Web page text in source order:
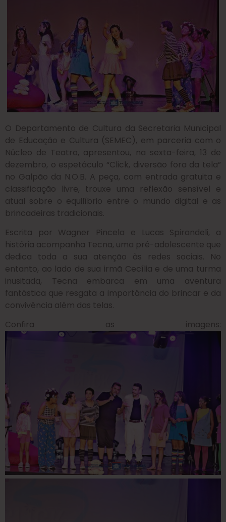
O Departamento de Cultura da Secretaria Municipal
de Educação e Cultura (SEMEC), em parceria com o
Núcleo de Teatro, apresentou, na sexta-feira, 13 de
dezembro, o espetáculo “Click, diversão fora da tela”
no Galpão da N.O.B. A peça, com entrada gratuita e
classificação livre, trouxe uma reflexão sensível e
atual sobre o equilíbrio entre o mundo digital e as
brincadeiras tradicionais.
Escrita por Wagner Pincela e Lucas Spirandeli, a
história acompanha Tecna, uma pré-adolescente que
dedica toda a sua atenção às redes sociais. No
entanto, ao lado de sua irmã Cecília e de uma turma
inusitada, Tecna embarca em uma aventura
fantástica que resgata a importância do brincar e da
convivência além das telas.
Confira as imagens: